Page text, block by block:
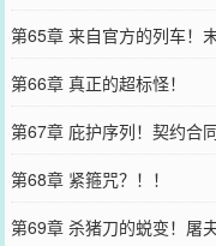
第65章 来自官方的列车！
第66章 真正的超标怪！
第67章 庇护序列！契约合同
第68章 紧箍咒？！！
第69章 杀猪刀的蜕变！屠